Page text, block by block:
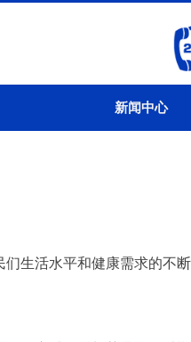
新闻中心
生活水平和健康需求的不